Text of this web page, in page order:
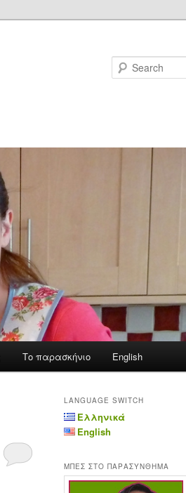
Το παρασκήνιο English
LANGUAGE SWITCH
Ελληνικά
English
ΜΠΕΣ ΣΤΟ ΠΑΡΑΣΥΝΘΗΜΑ